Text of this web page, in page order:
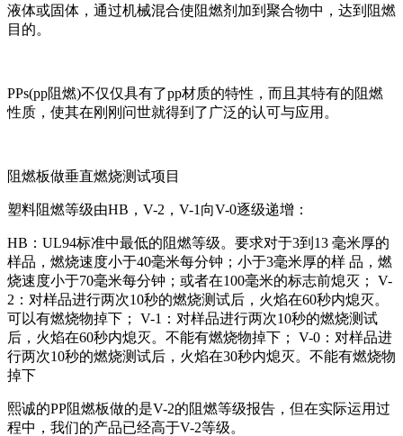
液体或固体，通过机械混合使阻燃剂加到聚合物中，达到阻燃
目的。
PPs(pp阻燃)不仅仅具有了pp材质的特性，而且其特有的阻燃
性质，使其在刚刚问世就得到了广泛的认可与应用。
阻燃板做垂直燃烧测试项目
塑料阻燃等级由HB，V-2，V-1向V-0逐级递增：
HB：UL94标准中最低的阻燃等级。要求对于3到13 毫米厚的
样品，燃烧速度小于40毫米每分钟；小于3毫米厚的样 品，燃
烧速度小于70毫米每分钟；或者在100毫米的标志前熄灭； V-
2：对样品进行两次10秒的燃烧测试后，火焰在60秒内熄灭。
可以有燃烧物掉下； V-1：对样品进行两次10秒的燃烧测试
后，火焰在60秒内熄灭。不能有燃烧物掉下； V-0：对样品进
行两次10秒的燃烧测试后，火焰在30秒内熄灭。不能有燃烧物
掉下
熙诚的PP阻燃板做的是V-2的阻燃等级报告，但在实际运用过
程中，我们的产品已经高于V-2等级。